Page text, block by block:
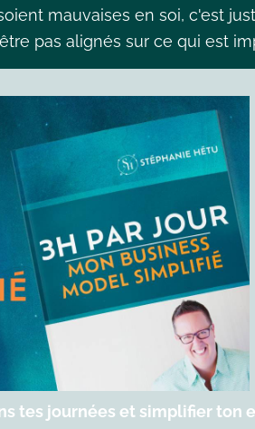
mauvaises en soi, c'est
pas alignés sur ce qui est
tes journées et simplifier ton